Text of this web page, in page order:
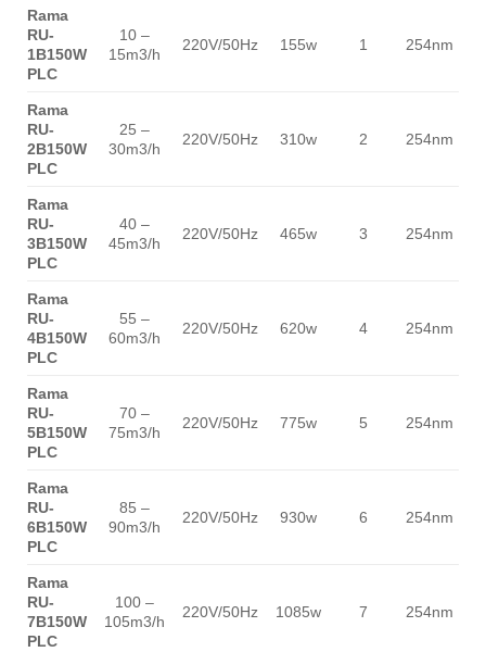
Rama
RU-
1B150W
PLC
10 –
15m3/h
220V/50Hz 155w 1 254nm
Rama
RU-
2B150W
PLC
25 –
30m3/h
220V/50Hz 310w 2 254nm
Rama
RU-
3B150W
PLC
40 –
45m3/h
220V/50Hz 465w 3 254nm
Rama
RU-
4B150W
PLC
55 –
60m3/h
220V/50Hz 620w 4 254nm
Rama
RU-
5B150W
PLC
70 –
75m3/h
220V/50Hz 775w 5 254nm
Rama
RU-
6B150W
PLC
85 –
90m3/h
220V/50Hz 930w 6 254nm
Rama
RU-
7B150W
PLC
100 –
105m3/h
220V/50Hz 1085w 7 254nm